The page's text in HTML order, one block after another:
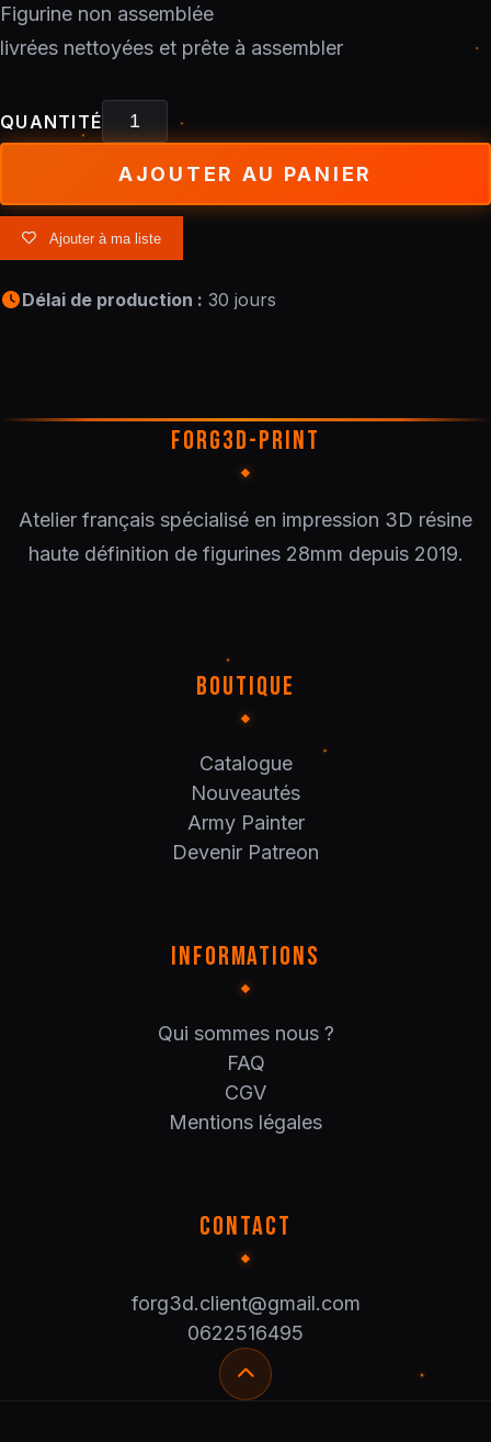
Figurine non assemblée
livrées nettoyées et prête à assembler
QUANTITÉ
AJOUTER AU PANIER
Ajouter à ma liste
Délai de production : 30 jours
FORG3D-PRINT
Atelier français spécialisé en impression 3D résine
haute définition de figurines 28mm depuis 2019.
BOUTIQUE
Catalogue
Nouveautés
Army Painter
Devenir Patreon
INFORMATIONS
Qui sommes nous ?
FAQ
CGV
Mentions légales
CONTACT
forg3d.client@gmail.com
0622516495